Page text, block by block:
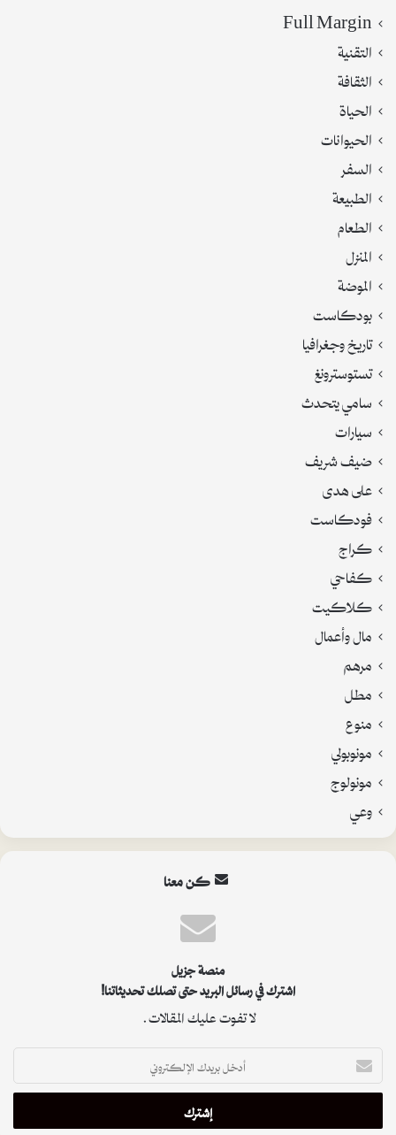
Full Margin
التقنية
الثقافة
الحياة
الحيوانات
السفر
الطبيعة
الطعام
المنزل
الموضة
بودكاست
تاريخ وجغرافيا
تستوسترونغ
سامي يتحدث
سيارات
ضيف شريف
على هدى
فودكاست
كراج
كفاحي
كلاكيت
مال وأعمال
مرهم
مطل
منوع
مونوبولي
مونولوج
وعي
كن معنا
منصة جزيل
اشترك في رسائل البريد حتى تصلك تحديثاتنا!
لا تفوت عليك المقالات.
أدخل
بريدك
الإلكتروني